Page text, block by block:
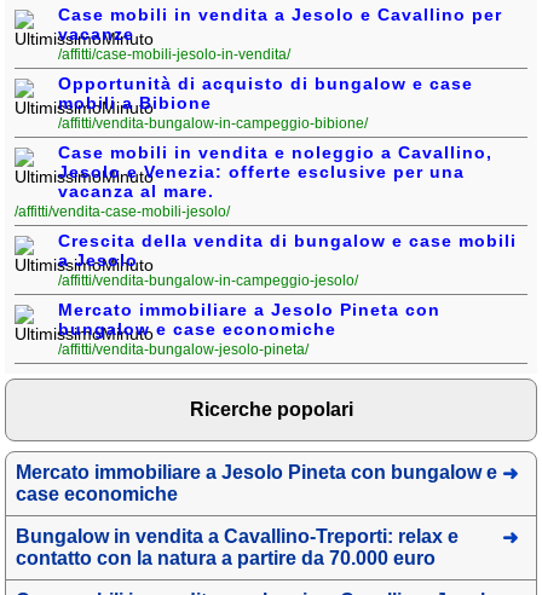
Case mobili in vendita a Jesolo e Cavallino per
vacanze
/affitti/case-mobili-jesolo-in-vendita/
Opportunità di acquisto di bungalow e case
mobili a Bibione
/affitti/vendita-bungalow-in-campeggio-bibione/
Case mobili in vendita e noleggio a Cavallino,
Jesolo e Venezia: offerte esclusive per una
vacanza al mare.
/affitti/vendita-case-mobili-jesolo/
Crescita della vendita di bungalow e case mobili
a Jesolo
/affitti/vendita-bungalow-in-campeggio-jesolo/
Mercato immobiliare a Jesolo Pineta con
bungalow e case economiche
/affitti/vendita-bungalow-jesolo-pineta/
Ricerche popolari
Mercato immobiliare a Jesolo Pineta con bungalow e
case economiche
Bungalow in vendita a Cavallino-Treporti: relax e
contatto con la natura a partire da 70.000 euro